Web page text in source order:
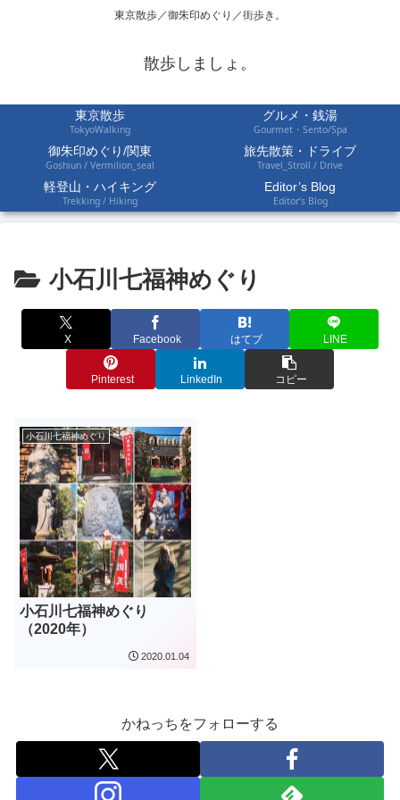
東京散歩／御朱印めぐり／街歩き。
散歩しましょ。
東京散歩
TokyoWalking
グルメ・銭湯
Gourmet・Sento/Spa
御朱印めぐり/関東
Goshiun / Vermilion_seal
旅先散策・ドライブ
Travel_Stroll / Drive
軽登山・ハイキング
Trekking / Hiking
Editor’s Blog
Editor’s Blog
小石川七福神めぐり
X Facebook はてブ LINE
Pinterest LinkedIn コピー
小石川七福神めぐり
小石川七福神めぐり
（2020年）
2020.01.04
かねっちをフォローする